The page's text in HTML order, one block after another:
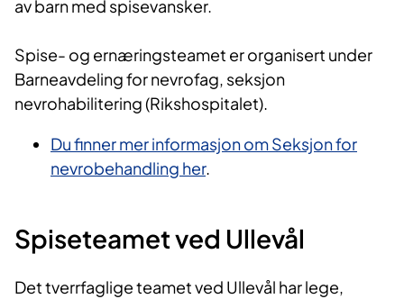
av barn med spisevansker.
Spise- og ernæringsteamet er organisert under
Barneavdeling for nevrofag, seksjon
nevrohabilitering (Rikshospitalet).
Du finner mer informasjon om S​eksjon for
nevrobehandling her.
Spiseteamet ved Ullevål
​Det tverrfaglige teamet ved Ullevål har lege,